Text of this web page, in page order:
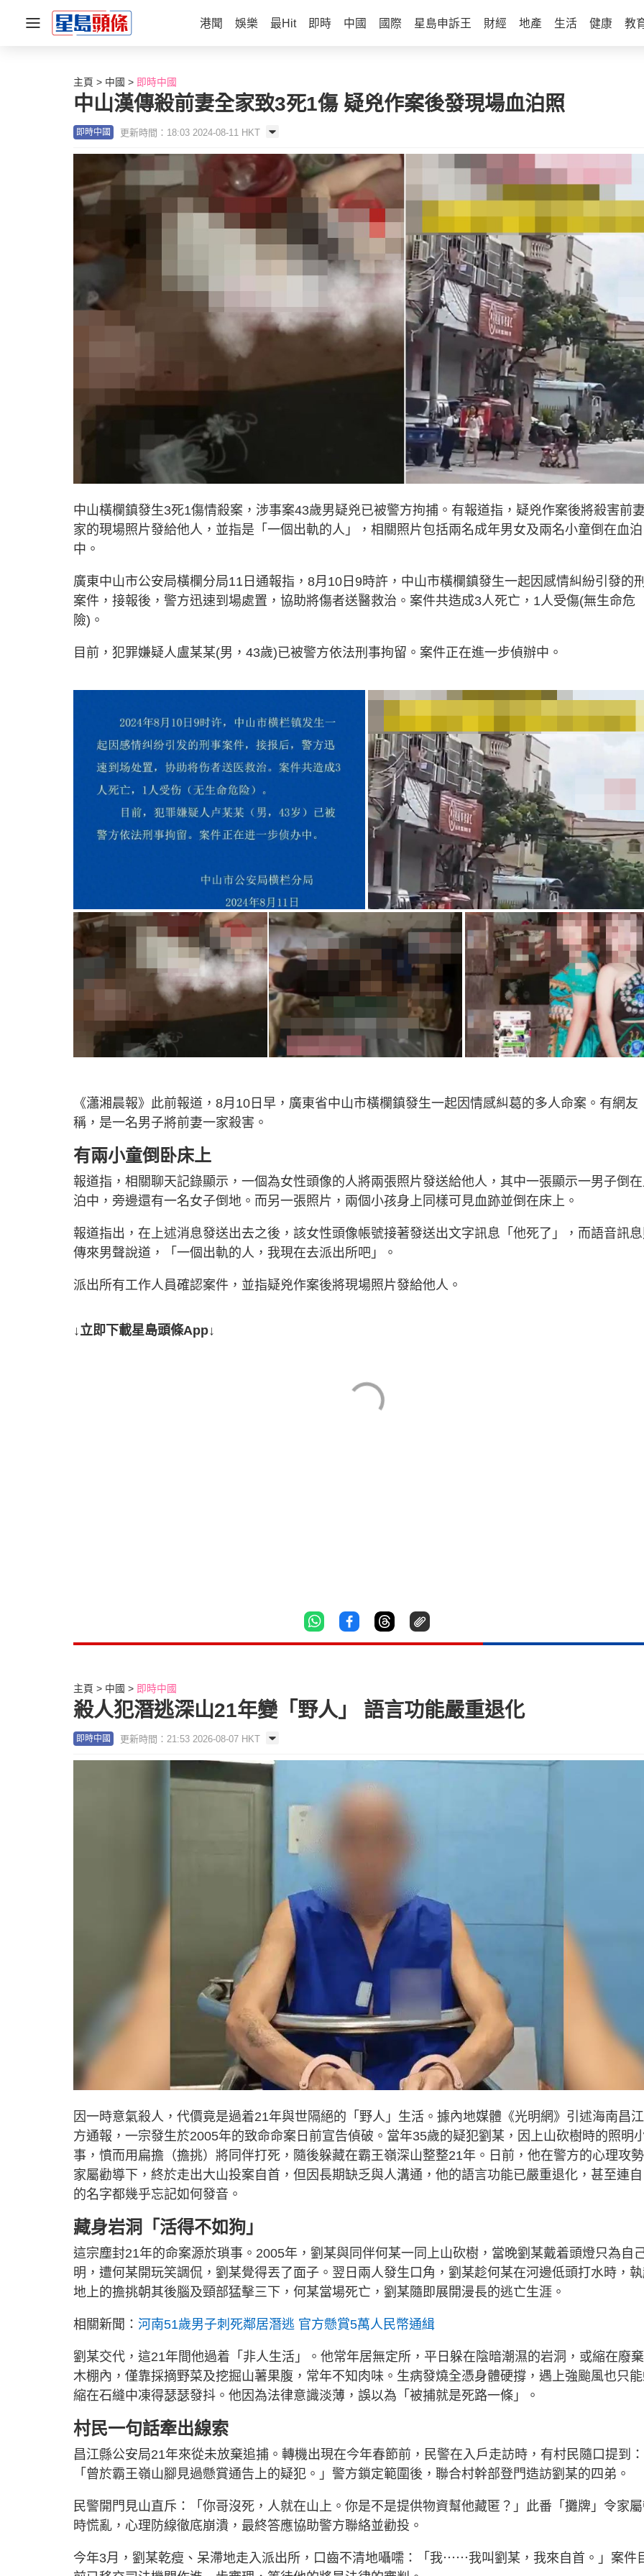
港聞 娛樂 最Hit 即時 中國 國際 星島申訴王 財經 地產 生活 健康 教
主頁 中國 即時中國
中山漢傳殺前妻全家致3死1傷 疑兇作案後發現場血泊照
即時中國 更新時間：18:03 2024-08-11 HKT
中山橫欄鎮發生3死1傷情殺案，涉事案43歲男疑兇已被警方拘捕。有報道指，疑兇作案後將殺害前
家的現場照片發給他人，並指是「一個出軌的人」，相關照片包括兩名成年男女及兩名小童倒在血泊
中。
廣東中山市公安局橫欄分局11日通報指，8月10日9時許，中山市橫欄鎮發生一起因感情糾紛引發的
案件，接報後，警方迅速到場處置，協助將傷者送醫救治。案件共造成3人死亡，1人受傷(無生命危
險)。
目前，犯罪嫌疑人盧某某(男，43歲)已被警方依法刑事拘留。案件正在進一步偵辦中。
《瀟湘晨報》此前報道，8月10日早，廣東省中山市橫欄鎮發生一起因情感糾葛的多人命案。有網友
稱，是一名男子將前妻一家殺害。
有兩小童倒卧床上
報道指，相關聊天記錄顯示，一個為女性頭像的人將兩張照片發送給他人，其中一張顯示一男子倒
泊中，旁邊還有一名女子倒地。而另一張照片，兩個小孩身上同樣可見血跡並倒在床上。
報道指出，在上述消息發送出去之後，該女性頭像帳號接著發送出文字訊息「他死了」，而語音訊
傳來男聲說道，「一個出軌的人，我現在去派出所吧」。
派出所有工作人員確認案件，並指疑兇作案後將現場照片發給他人。
↓立即下載星島頭條App↓
主頁 中國 即時中國
殺人犯潛逃深山21年變「野人」 語言功能嚴重退化
即時中國 更新時間：21:53 2026-08-07 HKT
因一時意氣殺人，代價竟是過着21年與世隔絕的「野人」生活。據內地媒體《光明網》引述海南昌
方通報，一宗發生於2005年的致命命案日前宣告偵破。當年35歲的疑犯劉某，因上山砍樹時的照明
事，憤而用扁擔（擔挑）將同伴打死，隨後躲藏在霸王嶺深山整整21年。日前，他在警方的心理攻
家屬勸導下，終於走出大山投案自首，但因長期缺乏與人溝通，他的語言功能已嚴重退化，甚至連
的名字都幾乎忘記如何發音。
藏身岩洞「活得不如狗」
這宗塵封21年的命案源於瑣事。2005年，劉某與同伴何某一同上山砍樹，當晚劉某戴着頭燈只為自
明，遭何某開玩笑調侃，劉某覺得丟了面子。翌日兩人發生口角，劉某趁何某在河邊低頭打水時，
地上的擔挑朝其後腦及頸部猛擊三下，何某當場死亡，劉某隨即展開漫長的逃亡生涯。
相關新聞： 河南51歲男子刺死鄰居潛逃 官方懸賞5萬人民幣通緝
劉某交代，這21年間他過着「非人生活」。他常年居無定所，平日躲在陰暗潮濕的岩洞，或縮在廢
木棚內，僅靠採摘野菜及挖掘山薯果腹，常年不知肉味。生病發燒全憑身體硬撐，遇上強颱風也只
縮在石縫中凍得瑟瑟發抖。他因為法律意識淡薄，誤以為「被捕就是死路一條」。
村民一句話牽出線索
昌江縣公安局21年來從未放棄追捕。轉機出現在今年春節前，民警在入戶走訪時，有村民隨口提到：
「曾於霸王嶺山腳見過懸賞通告上的疑犯。」警方鎖定範圍後，聯合村幹部登門造訪劉某的四弟。
民警開門見山直斥：「你哥沒死，人就在山上。你是不是提供物資幫他藏匿？」此番「攤牌」令家
時慌亂，心理防線徹底崩潰，最終答應協助警方聯絡並勸投。
今年3月，劉某乾瘦、呆滯地走入派出所，口齒不清地囁嚅：「我⋯⋯我叫劉某，我來自首。」案件